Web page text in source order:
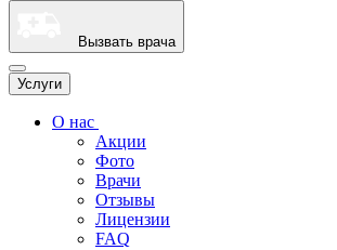
Вызвать врача
Услуги
О нас
Акции
Фото
Врачи
Отзывы
Лицензии
FAQ